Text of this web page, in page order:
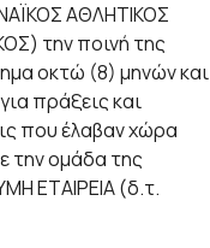
ΑΘΛΗΤΙΚΟΣ
την ποινή της
οκτώ (8) μηνών και
πράξεις και
που έλαβαν χώρα
την ομάδα της
ΕΤΑΙΡΕΙΑ (δ.τ.